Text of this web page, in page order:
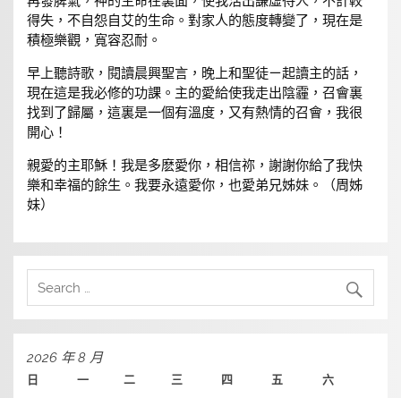
得失，不自怨自艾的生命。對家人的態度轉變了，現在是
積極樂觀，寬容忍耐。
早上聽詩歌，閱讀晨興聖言，晚上和聖徒ㄧ起讀主的話，
現在這是我必修的功課。主的愛給使我走出陰霾，召會裏
找到了歸屬，這裏是一個有溫度，又有熱情的召會，我很
開心！
親愛的主耶穌！我是多麽愛你，相信祢，謝謝你給了我快
樂和幸福的餘生。我要永遠愛你，也愛弟兄姊妹。（周姊
妹）
2026 年 8 月
日 一 二 三 四 五 六